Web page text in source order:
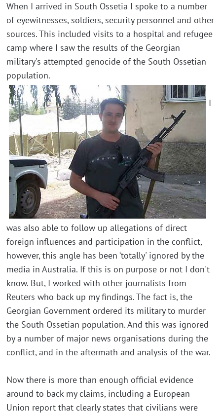
When I arrived in South Ossetia I spoke to a number
of eyewitnesses, soldiers, security personnel and other
sources. This included visits to a hospital and refugee
camp where I saw the results of the Georgian
military's attempted genocide of the South Ossetian
population.
I
was also able to follow up allegations of direct
foreign influences and participation in the conflict,
however, this angle has been ‘totally' ignored by the
media in Australia. If this is on purpose or not I don't
know. But, I worked with other journalists from
Reuters who back up my findings. The fact is, the
Georgian Government ordered its military to murder
the South Ossetian population. And this was ignored
by a number of major news organisations during the
conflict, and in the aftermath and analysis of the war.
Now there is more than enough official evidence
around to back my claims, including a European
Union report that clearly states that civilians were